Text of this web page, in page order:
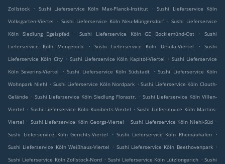
Zollstock
. Sushi Lieferservice Köln Max-Planck-Institut . Sushi Lieferservice Köln
Volksgarten-Viertel
. Sushi Lieferservice Köln Neu-Müngersdorf . Sushi Lieferservice
Köln Siedlung Egelspfad
. Sushi Lieferservice Köln GE Bocklemünd-Ost .
Sushi
Lieferservice Köln Mengenich
. Sushi Lieferservice Köln Ursula-Viertel .
Sushi
Lieferservice Köln City . Sushi Lieferservice Köln Kapitol-Viertel . Sushi Lieferservice
Köln Severins-Viertel
. Sushi Lieferservice Köln Südstadt . Sushi Lieferservice Köln
Wohnpark Niehl . Sushi Lieferservice Köln Nordpark . Sushi Lieferservice Köln Clouth-
Gelände . Sushi Lieferservice Köln Siedlung Florastr. . Sushi Lieferservice Köln Villen-
Viertel . Sushi Lieferservice Köln Kuniberts-Viertel . Sushi Lieferservice Köln Martins-
Viertel . Sushi Lieferservice Köln Georgs-Viertel . Sushi Lieferservice Köln Niehl-Süd .
Sushi Lieferservice Köln Gerichts-Viertel
. Sushi Lieferservice Köln Rheinauhafen
.
Sushi Lieferservice Köln Weißhaus-Viertel . Sushi Lieferservice Köln Beethovenpark .
Sushi Lieferservice Köln Zollstock-Nord . Sushi Lieferservice Köln Lützlongerich . Sushi